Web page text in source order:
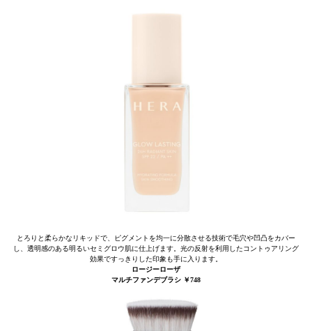
とろりと柔らかなリキッドで、ピグメントを均一に分散させる技術で毛穴や凹凸をカバー
し、透明感のある明るいセミグロウ肌に仕上げます。光の反射を利用したコントゥアリング
効果ですっきりした印象も手に入ります。
ロージーローザ
マルチファンデブラシ ￥748